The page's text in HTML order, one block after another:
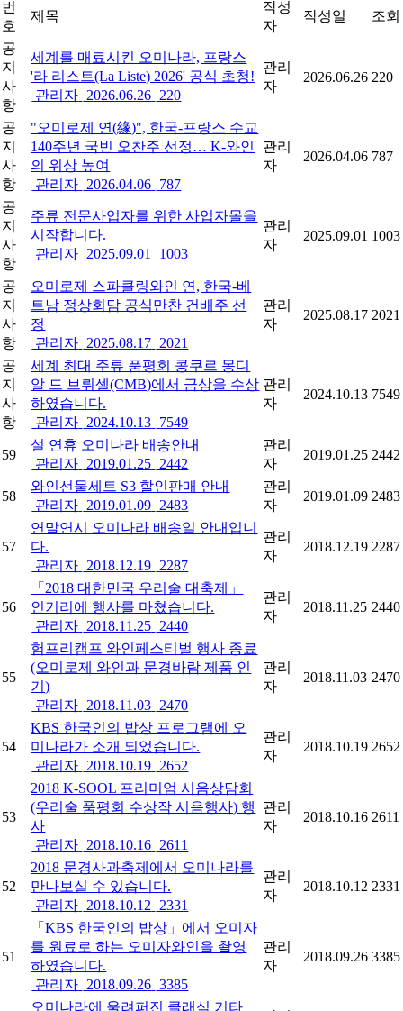
번
호
제목
작성
자
작성일 조회
공
지
사
항
세계를 매료시킨 오미나라, 프랑스
'라 리스트(La Liste) 2026' 공식 초청!
관리자 2026.06.26 220
관리
자
2026.06.26 220
공
지
사
항
"오미로제 연(緣)", 한국-프랑스 수교
140주년 국빈 오찬주 선정… K-와인
의 위상 높여
관리자 2026.04.06 787
관리
자
2026.04.06 787
공
지
사
항
주류 전문사업자를 위한 사업자몰을
시작합니다.
관리자 2025.09.01 1003
관리
자
2025.09.01 1003
공
지
사
항
오미로제 스파클링와인 연, 한국-베
트남 정상회담 공식만찬 건배주 선
정
관리자 2025.08.17 2021
관리
자
2025.08.17 2021
공
지
사
항
세계 최대 주류 품평회 콩쿠르 몽디
알 드 브뤼셀(CMB)에서 금상을 수상
하였습니다.
관리자 2024.10.13 7549
관리
자
2024.10.13 7549
59
설 연휴 오미나라 배송안내
관리자 2019.01.25 2442
관리
자
2019.01.25 2442
58
와인선물세트 S3 할인판매 안내
관리자 2019.01.09 2483
관리
자
2019.01.09 2483
57
연말연시 오미나라 배송일 안내입니
다.
관리자 2018.12.19 2287
관리
자
2018.12.19 2287
56
「2018 대한민국 우리술 대축제」
인기리에 행사를 마쳤습니다.
관리자 2018.11.25 2440
관리
자
2018.11.25 2440
55
험프리캠프 와인페스티벌 행사 종료
(오미로제 와인과 문경바람 제품 인
기)
관리자 2018.11.03 2470
관리
자
2018.11.03 2470
54
KBS 한국인의 밥상 프로그램에 오
미나라가 소개 되었습니다.
관리자 2018.10.19 2652
관리
자
2018.10.19 2652
53
2018 K-SOOL 프리미엄 시음상담회
(우리술 품평회 수상작 시음행사) 행
사
관리자 2018.10.16 2611
관리
자
2018.10.16 2611
52
2018 문경사과축제에서 오미나라를
만나보실 수 있습니다.
관리자 2018.10.12 2331
관리
자
2018.10.12 2331
51
「KBS 한국인의 밥상」에서 오미자
를 원료로 하는 오미자와인을 촬영
하였습니다.
관리자 2018.09.26 3385
관리
자
2018.09.26 3385
오미나라에 울려퍼진 클래식 기타